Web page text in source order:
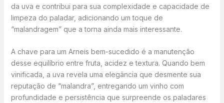
da uva e contribui para sua complexidade e capacidade de
limpeza do paladar, adicionando um toque de
“malandragem” que a torna ainda mais interessante.
A chave para um Arneis bem-sucedido é a manutenção
desse equilíbrio entre fruta, acidez e textura. Quando bem
vinificada, a uva revela uma elegância que desmente sua
reputação de “malandra”, entregando um vinho com
profundidade e persistência que surpreende os paladares